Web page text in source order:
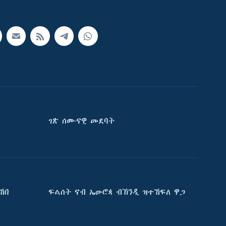
ገጽ ሰሙናዊ መደባት
ፍልሰት ናብ ኤውሮጳ ብኽንዲ ዝተኸፍለ ዋጋ